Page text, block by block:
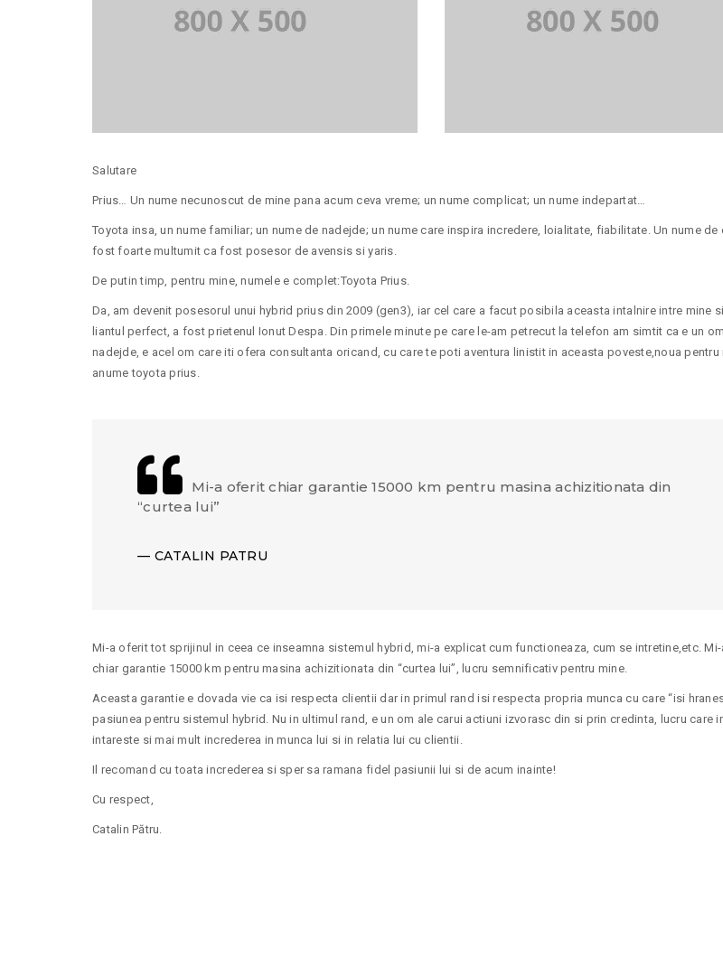
Salutare
Prius… Un nume necunoscut de mine pana acum ceva vreme; un nume complicat; un nume indepartat…
Toyota insa, un nume familiar; un nume de nadejde; un nume care inspira incredere, loialitate, fiabilitate. Un nume de
fost foarte multumit ca fost posesor de avensis si yaris.
De putin timp, pentru mine, numele e complet:Toyota Prius.
Da, am devenit posesorul unui hybrid prius din 2009 (gen3), iar cel care a facut posibila aceasta intalnire intre mine
liantul perfect, a fost prietenul Ionut Despa. Din primele minute pe care le-am petrecut la telefon am simtit ca e un
nadejde, e acel om care iti ofera consultanta oricand, cu care te poti aventura linistit in aceasta poveste,noua pentru
anume toyota prius.
Mi-a oferit chiar garantie 15000 km pentru masina achizitionata din
“curtea lui”
CATALIN PATRU
Mi-a oferit tot sprijinul in ceea ce inseamna sistemul hybrid, mi-a explicat cum functioneaza, cum se intretine,etc.
chiar garantie 15000 km pentru masina achizitionata din “curtea lui”, lucru semnificativ pentru mine.
Aceasta garantie e dovada vie ca isi respecta clientii dar in primul rand isi respecta propria munca cu care “isi
pasiunea pentru sistemul hybrid. Nu in ultimul rand, e un om ale carui actiuni izvorasc din si prin credinta, lucru care
intareste si mai mult increderea in munca lui si in relatia lui cu clientii.
Il recomand cu toata increderea si sper sa ramana fidel pasiunii lui si de acum inainte!
Cu respect,
Catalin Pătru.